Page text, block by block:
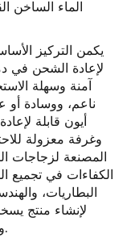
الماء الساخن
يكمن التركيز
لإعادة الشحن في
آمنة وسهلة
ناعم، ووسادة أو
أيون قابلة
وغرفة معزولة
المصنعة لزجاجات
الكفاءات في تجميع
البطاريات،
لإنشاء منتج
وآمنة، ويكون مريحًا عند حمله على الجسم.